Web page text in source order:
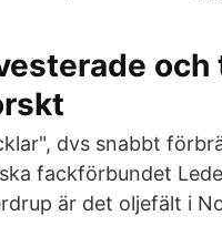
och
dvs snabbt
fackförbundet
är det oljefält i